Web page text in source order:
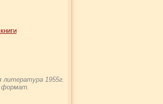
литература 1955г.
формат.